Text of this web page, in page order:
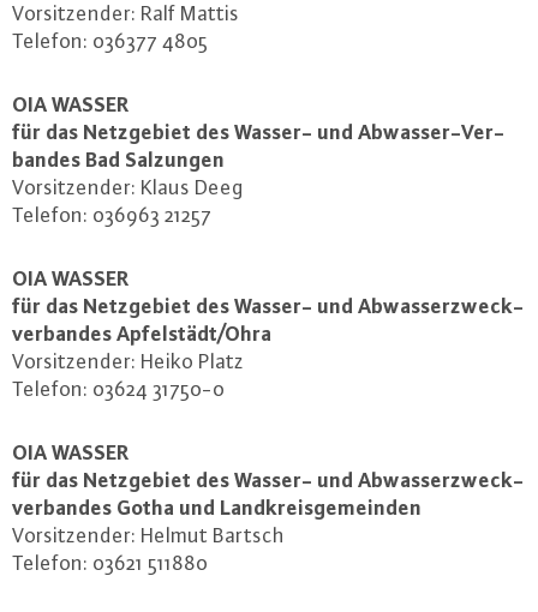
Vor­sit­zen­der: Ralf Mattis
Telefon: 036377 4805
OIA WASSER
für das Netz­ge­biet des Wasser- und Ab­was­ser-Ver­
ban­des Bad Salzungen
Vor­sit­zen­der: Klaus Deeg
Telefon: 036963 21257
OIA WASSER
für das Netz­ge­biet des Wasser- und Ab­was­ser­zweck­
ver­ban­des Ap­fel­städt/Ohra
Vor­sit­zen­der: Heiko Platz
Telefon: 03624 31750-0
OIA WASSER
für das Netz­ge­biet des Wasser- und Ab­was­ser­zweck­
ver­ban­des Gotha und Land­kreis­ge­mein­den
Vor­sit­zen­der: Helmut Bartsch
Telefon: 03621 511880